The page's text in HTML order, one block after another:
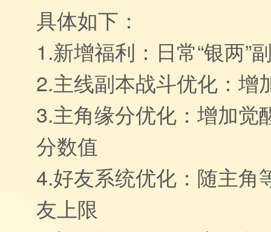
具体如下：
1.新增福利：日常“银两”
2.主线副本战斗优化：增
3.主角缘分优化：增加觉
分数值
4.好友系统优化：随主角
友上限